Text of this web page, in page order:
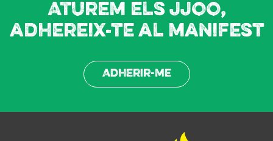
Aturem els JJOO,
adhereix-te al manifest
Adherir-me